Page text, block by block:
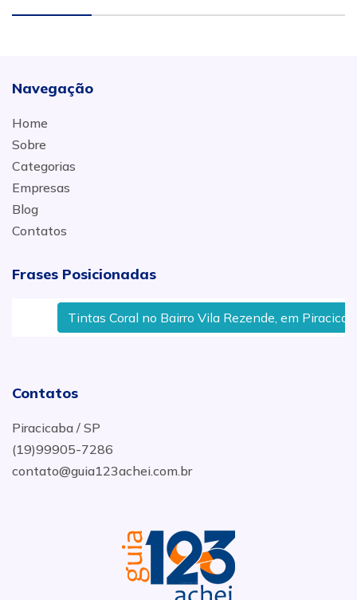
Navegação
Home
Sobre
Categorias
Empresas
Blog
Contatos
Frases Posicionadas
Tintas Coral no Bairro Vila Rezende, em
Contatos
Piracicaba / SP
(19)99905-7286
contato@guia123achei.com.br